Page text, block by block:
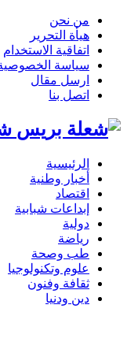
من نحن
هيأة التحرير
اتفاقية الاستخدام
سياسة
ارسل مقال
اتصل بنا
الرئيسية
أخبار وطنية
اقتصاد
إبداعات شبابية
دولية
رياضة
طب وصحة
علوم وتكنولوجيا
ثقافة وفنون
دين ودنيا